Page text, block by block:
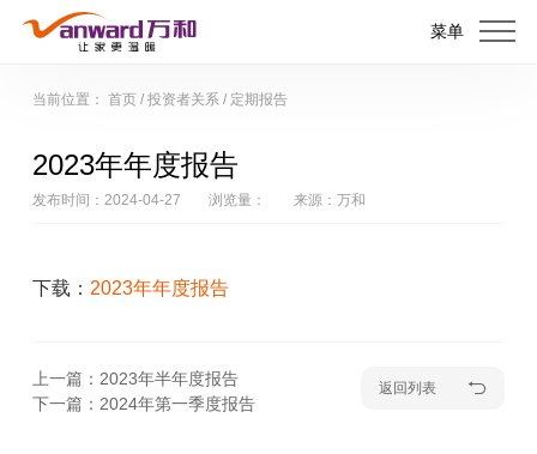
菜单
当前位置： 首页/ 投资者关系/ 定期报告
2023年年度报告
发布时间：2024-04-27 浏览量： 来源：万和
下载： 2023年年度报告
上一篇：2023年半年度报告
下一篇：2024年第一季度报告
返回列表